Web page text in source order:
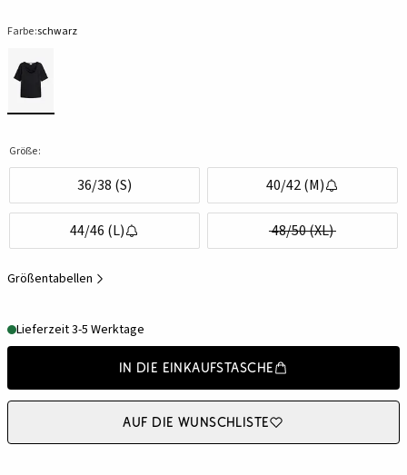
Farbe:schwarz
Größe:
36/38 (S) 40/42 (M)
44/46 (L) 48/50 (XL)
Größentabellen
Lieferzeit 3-5 Werktage
In die Einkaufstasche
Auf die Wunschliste